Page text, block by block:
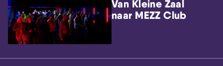
Skip navigatie
Van Kleine Zaal
naar MEZZ Club